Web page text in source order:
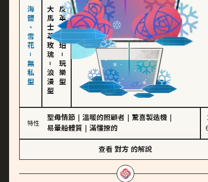
海鹽、雪花－無私型 大馬士革玫瑰
－
浪漫型
皮革、琥珀
－
玩樂型
特性
聖母情節 溫暖的照顧者 驚喜製造機
易暈船體質
滿懂撩的
查看 對方 的解說